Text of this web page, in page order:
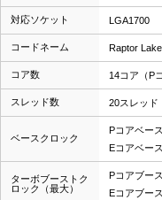
対応ソケット LGA1700
コードネーム Raptor
コア数 14コア（P
スレッド数 20スレッド
ベースクロック
Pコアベー
Eコアベー
ターボブーストク
ロック（最大）
Pコアブー
Eコアブー